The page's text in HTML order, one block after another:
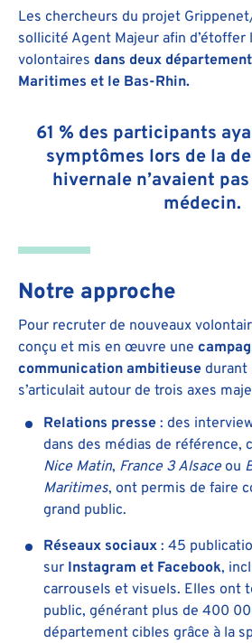
Les chercheurs du projet
sollicité Agent Majeur afin d’étoffer
volontaires dans deux
Maritimes et le Bas-Rhin.
61 % des participants
symptômes lors de la
hivernale n’avaient
médecin.
Notre approche
Pour recruter de nouveaux
conçu et mis en œuvre une
communication ambitieusedurant
s’articulait autour de trois axes
Relations presse: des
dans des médias de référence,
Nice Matin, France 3 Alsaceou
Maritimes, ont permis de faire
grand public.
Réseaux sociaux: 45
sur Instagram et Facebook,
carrousels et visuels. Elles ont
public, générant plus de 400
département cibles grâce à la